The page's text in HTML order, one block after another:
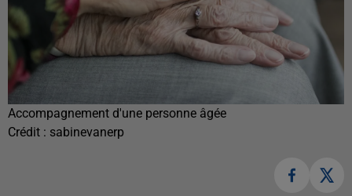
Accompagnement d'une personne âgée
Crédit : sabinevanerp